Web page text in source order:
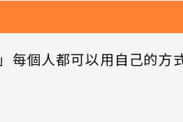
每個人都可以用自己的方